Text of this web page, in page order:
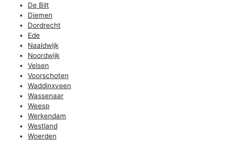
De Bilt
Diemen
Dordrecht
Ede
Naaldwijk
Noordwijk
Velsen
Voorschoten
Waddinxveen
Wassenaar
Weesp
Werkendam
Westland
Woerden